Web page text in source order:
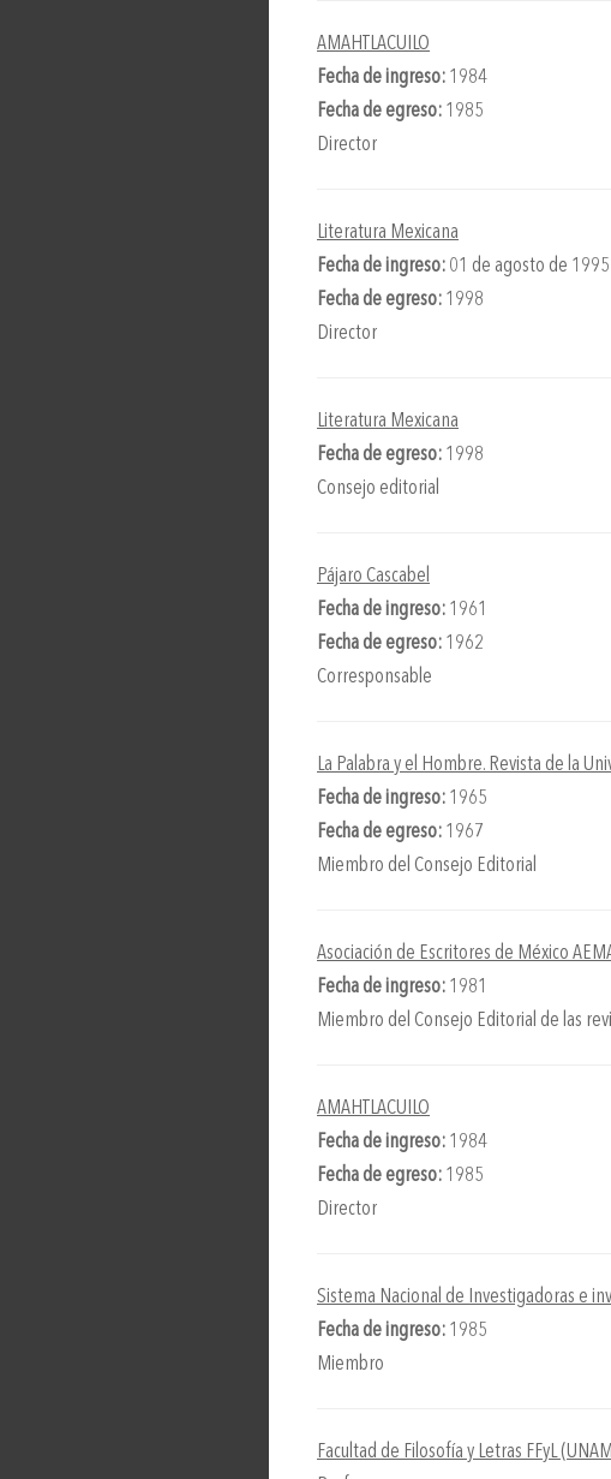
AMAHTLACUILO
Fecha de ingreso: 1984
Fecha de egreso: 1985
Director
Literatura Mexicana
Fecha de ingreso: 01 de agosto de 1995
Fecha de egreso: 1998
Director
Literatura Mexicana
Fecha de egreso: 1998
Consejo editorial
Pájaro Cascabel
Fecha de ingreso: 1961
Fecha de egreso: 1962
Corresponsable
La Palabra y el Hombre. Revista de la
Fecha de ingreso: 1965
Fecha de egreso: 1967
Miembro del Consejo Editorial
Asociación de Escritores de México
Fecha de ingreso: 1981
Miembro del Consejo Editorial de las
AMAHTLACUILO
Fecha de ingreso: 1984
Fecha de egreso: 1985
Director
Sistema Nacional de Investigadoras e
Fecha de ingreso: 1985
Miembro
Facultad de Filosofía y Letras FFyL